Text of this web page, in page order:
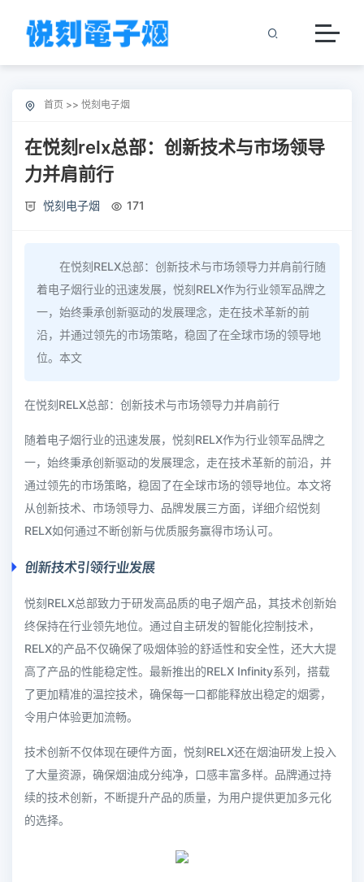
首页 >> 悦刻电子烟
在悦刻relx总部：创新技术与市场领导
力并肩前行
悦刻电子烟 171
在悦刻RELX总部：创新技术与市场领导力并肩前行随
着电子烟行业的迅速发展，悦刻RELX作为行业领军品牌之
一，始终秉承创新驱动的发展理念，走在技术革新的前
沿，并通过领先的市场策略，稳固了在全球市场的领导地
位。本文
在悦刻RELX总部：创新技术与市场领导力并肩前行
随着电子烟行业的迅速发展，悦刻RELX作为行业领军品牌之
一，始终秉承创新驱动的发展理念，走在技术革新的前沿，并
通过领先的市场策略，稳固了在全球市场的领导地位。本文将
从创新技术、市场领导力、品牌发展三方面，详细介绍悦刻
RELX如何通过不断创新与优质服务赢得市场认可。
创新技术引领行业发展
悦刻RELX总部致力于研发高品质的电子烟产品，其技术创新始
终保持在行业领先地位。通过自主研发的智能化控制技术，
RELX的产品不仅确保了吸烟体验的舒适性和安全性，还大大提
高了产品的性能稳定性。最新推出的RELX Infinity系列，搭载
了更加精准的温控技术，确保每一口都能释放出稳定的烟雾，
令用户体验更加流畅。
技术创新不仅体现在硬件方面，悦刻RELX还在烟油研发上投入
了大量资源，确保烟油成分纯净，口感丰富多样。品牌通过持
续的技术创新，不断提升产品的质量，为用户提供更加多元化
的选择。